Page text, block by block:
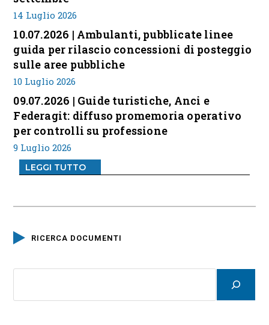
14 Luglio 2026
10.07.2026 | Ambulanti, pubblicate linee
guida per rilascio concessioni di posteggio
sulle aree pubbliche
10 Luglio 2026
09.07.2026 | Guide turistiche, Anci e
Federagit: diffuso promemoria operativo
per controlli su professione
9 Luglio 2026
LEGGI TUTTO
RICERCA DOCUMENTI